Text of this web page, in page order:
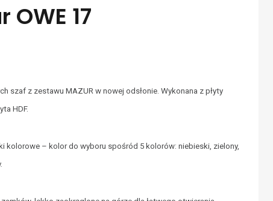
OWE 17
szaf z zestawu MAZUR w nowej odsłonie. Wykonana z płyty
HDF.
kolorowe – kolor do wyboru spośród 5 kolorów: niebieski, zielony,